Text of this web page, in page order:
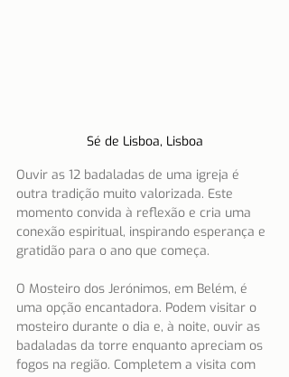
Sé de Lisboa, Lisboa
Ouvir as 12 badaladas de uma igreja é
outra tradição muito valorizada. Este
momento convida à reflexão e cria uma
conexão espiritual, inspirando esperança e
gratidão para o ano que começa.
O Mosteiro dos Jerónimos, em Belém, é
uma opção encantadora. Podem visitar o
mosteiro durante o dia e, à noite, ouvir as
badaladas da torre enquanto apreciam os
fogos na região. Completem a visita com